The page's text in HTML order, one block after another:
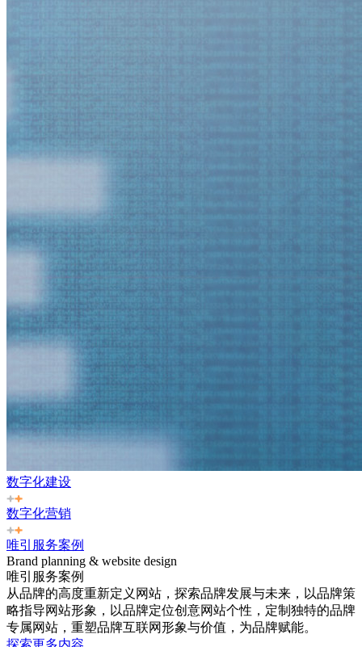
数字化建设
数字化营销
唯引服务案例
Brand planning & website design
唯引服务案例
从品牌的高度重新定义网站，探索品牌发展与未来，以品牌策
略指导网站形象，以品牌定位创意网站个性，定制独特的品牌
专属网站，重塑品牌互联网形象与价值，为品牌赋能。
探索更多内容